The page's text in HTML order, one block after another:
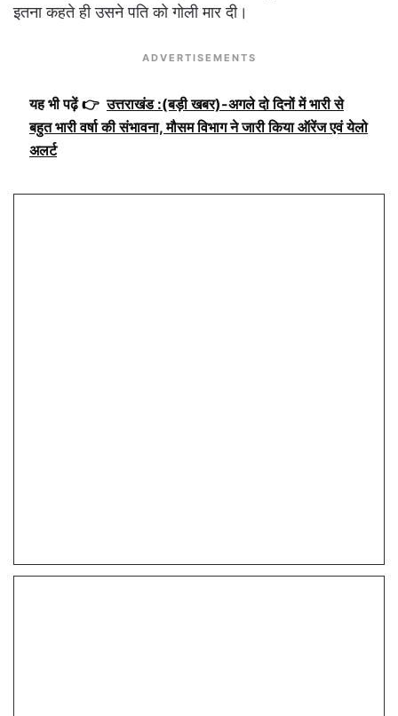
इतना कहते ही उसने पति को गोली मार दी।
ADVERTISEMENTS
यह भी पढ़ें 👉 उत्तराखंड :(बड़ी खबर)-अगले दो दिनों में भारी से
बहुत भारी वर्षा की संभावना, मौसम विभाग ने जारी किया ऑरेंज एवं येलो
अलर्ट